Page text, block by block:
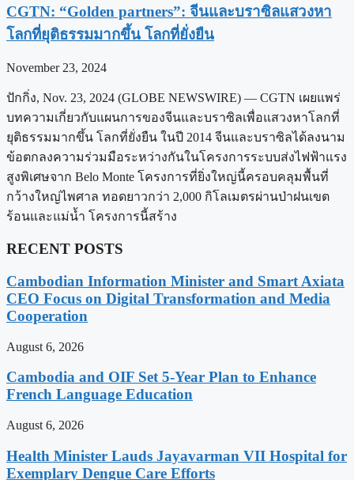
CGTN: “Golden partners”: จีนและบราซิลแสวงหา
โลกที่ยุติธรรมมากขึ้น โลกที่ยั่งยืน
November 23, 2024
ปักกิ่ง, Nov. 23, 2024 (GLOBE NEWSWIRE) — CGTN เผยแพร่
บทความเกี่ยวกับแผนการของจีนและบราซิลเพื่อแสวงหาโลกที่
ยุติธรรมมากขึ้น โลกที่ยั่งยืน ในปี 2014 จีนและบราซิลได้ลงนาม
ข้อตกลงความร่วมมือระหว่างกันในโครงการระบบส่งไฟฟ้าแรง
สูงพิเศษจาก Belo Monte โครงการที่ยิ่งใหญ่นี้ครอบคลุมพื้นที่
กว้างใหญ่ไพศาล ทอดยาวกว่า 2,000 กิโลเมตรผ่านป่าฝนเขต
ร้อนและแม่น้ำ โครงการนี้สร้าง
RECENT POSTS
Cambodian Information Minister and Smart Axiata
CEO Focus on Digital Transformation and Media
Cooperation
August 6, 2026
Cambodia and OIF Set 5-Year Plan to Enhance
French Language Education
August 6, 2026
Health Minister Lauds Jayavarman VII Hospital for
Exemplary Dengue Care Efforts